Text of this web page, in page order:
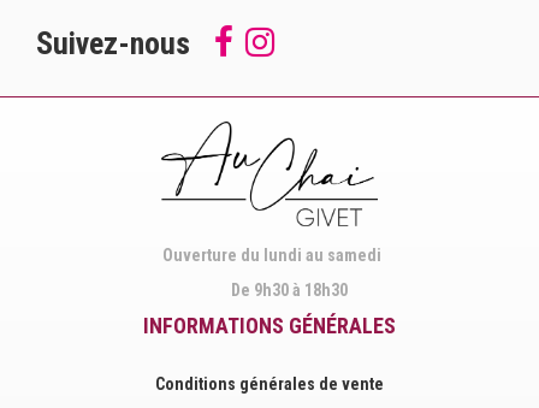
Suivez-nous
Follow
us
Facebook
Suivez-
nous
Instagram
Ouverture du lundi au samedi
De 9h30 à 18h30
INFORMATIONS GÉNÉRALES
Conditions générales de vente